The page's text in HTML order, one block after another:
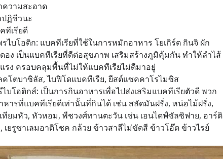
ความสะอาด
ปฏิชีวนะ
ทีเรียดี
รไบโอติก: แบคทีเรียที่ใช้ในการหมักอาหาร โยเกิร์ต กินจิ ผัก
อง เป็นแบคทีเรียที่ดีต่อสุขภาพ เสริมสร้างภูมิคุ้มกัน ทำให้ลำไส้
รง ครอบคลุมพื้นที่ไม่ให้แบคทีเรียไม่ดีมาอยู่
คโตบาซิลัส, ไบฟิโดแบคทีเรีย, ยีสต์แซคคาโรไมซิส
ไบโอติกส์: เป็นการกินอาหารเพื่อไปส่งเสริมแบคทีเรียตัวดี พวก
หารที่แบคทีเรียดีเท่านั้นที่กินได้ เช่น สลัดมันฝรั่ง, หน่อไม้ฝรั่ง,
ทียมหัว, หัวหอม, พืชวงศ์ทานตะวัน เช่น เอนไดฟ์ซัลซิฟาย, อาร์ติ
เยรูซาเลมอาติโชค กล้วย ข้าวสาลีไม่ขัดสี ข้าวโอ๊ต ข้าวไรย์